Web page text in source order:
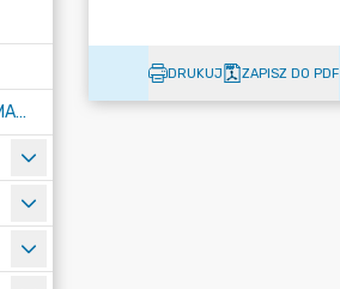
ZAMÓWIENIA PUBLICZNE - PLATFORMA ZAKUPOWA (OD 01.05.2025R.)
DRUKUJ ZAPISZ DO PDF